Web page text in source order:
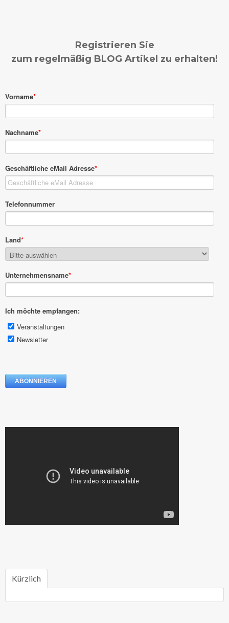
Registrieren Sie
zum regelmäßig BLOG Artikel zu erhalten!
Kürzlich